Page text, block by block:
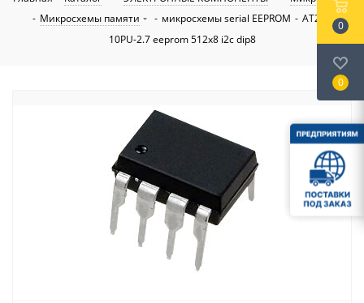
- Микросхемы памяти - микросхемы serial EEPROM - AT24C04-
10PU-2.7 eeprom 512х8 i2c dip8
0
0